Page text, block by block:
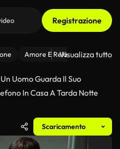
Registrazione
Amore E Relazioni Il
Visualizza tutto
Un Uomo Guarda Il Suo
In Casa A Tarda Notte
Scaricamento